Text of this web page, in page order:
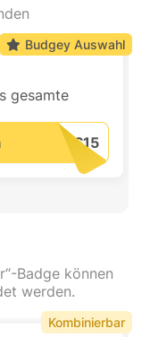
gesamte
Budgey Auswahl
Badge können
werden.
Kombinierbar